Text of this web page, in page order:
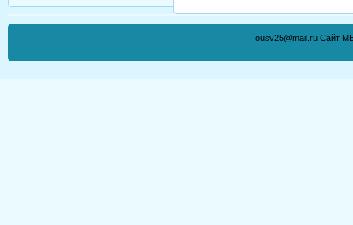
ousv25@mail.ru Сайт